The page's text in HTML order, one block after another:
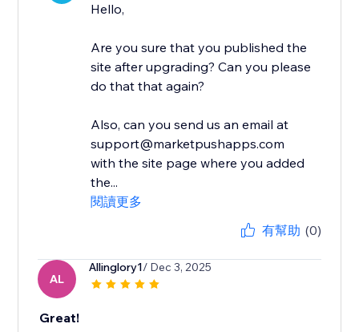
Hello,
Are you sure that you published the
site after upgrading? Can you please
do that that again?
Also, can you send us an email at
support@marketpushapps.com
with the site page where you added
the...
閱讀更多
有幫助 (0)
AL
Allinglory1/ Dec 3, 2025
Great!